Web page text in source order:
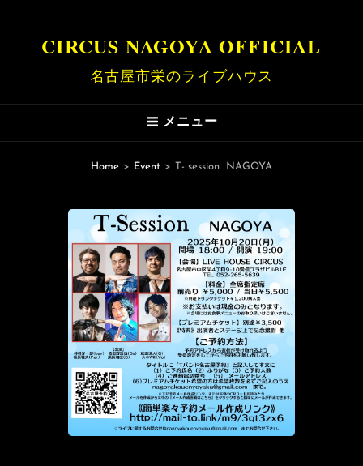
CIRCUS NAGOYA OFFICIAL
名古屋市栄のライブハウス
メニュー
Home > Event > T- session NAGOYA